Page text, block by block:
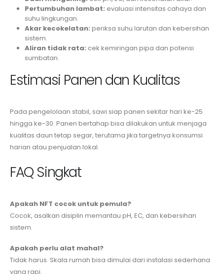
Pertumbuhan lambat: evaluasi intensitas cahaya dan
suhu lingkungan.
Akar kecokelatan: periksa suhu larutan dan kebersihan
sistem.
Aliran tidak rata: cek kemiringan pipa dan potensi
sumbatan.
Estimasi Panen dan Kualitas
Pada pengelolaan stabil, sawi siap panen sekitar hari ke-25
hingga ke-30. Panen bertahap bisa dilakukan untuk menjaga
kualitas daun tetap segar, terutama jika targetnya konsumsi
harian atau penjualan lokal.
FAQ Singkat
Apakah NFT cocok untuk pemula?
Cocok, asalkan disiplin memantau pH, EC, dan kebersihan
sistem.
Apakah perlu alat mahal?
Tidak harus. Skala rumah bisa dimulai dari instalasi sederhana
yang rapi.